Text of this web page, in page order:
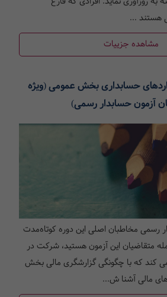
هستند ...
مشاهده جزییات
حسابداری بخش عمومی (ویژه
آزمون حسابدار رسمی)
رسمی مخاطبان اصلی این دوره کوتاه‌مدت
متقاضیان این آزمون هستید، شرکت در
کند که با چگونگی گزارشگری مالی بخش
مالی آشنا ش...